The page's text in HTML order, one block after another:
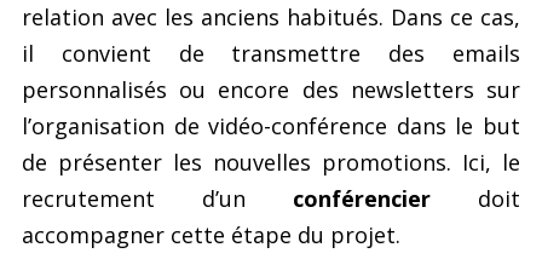
relation avec les anciens habitués. Dans ce cas,
il convient de transmettre des emails
personnalisés ou encore des newsletters sur
l’organisation de vidéo-conférence dans le but
de présenter les nouvelles promotions. Ici, le
recrutement d’un conférencier doit
accompagner cette étape du projet.